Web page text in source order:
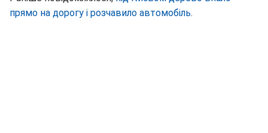
прямо на дорогу і розчавило автомобіль.